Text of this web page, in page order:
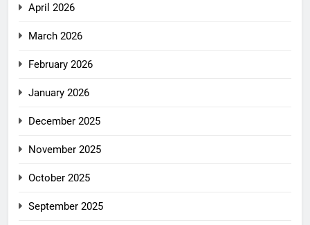
April 2026
March 2026
February 2026
January 2026
December 2025
November 2025
October 2025
September 2025